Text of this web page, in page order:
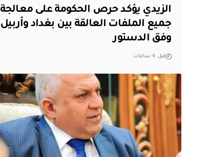
الزيدي يؤكد حرص الحكومة على معالجة
جميع الملفات العالقة بين بغداد وأربيل
وفق الدستور
قبل 6 ساعات